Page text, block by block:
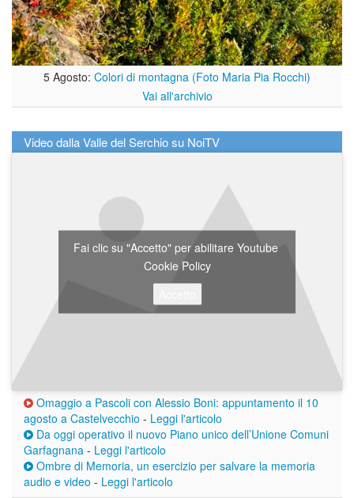
5 Agosto: Colori di montagna (Foto Maria Pia Rocchi)
Vai all'archivio
Video dalla Valle del Serchio su NoiTV
Fai clic su "Accetto" per abilitare Youtube
Cookie Policy
Omaggio a Pascoli con Alessio Boni: appuntamento il 10
agosto a Castelvecchio - Leggi l'articolo
Da oggi operativo il nuovo Piano unico dell’Unione Comuni
Garfagnana - Leggi l'articolo
Ombre di Memoria, un esercizio per salvare la memoria
audio e video - Leggi l'articolo